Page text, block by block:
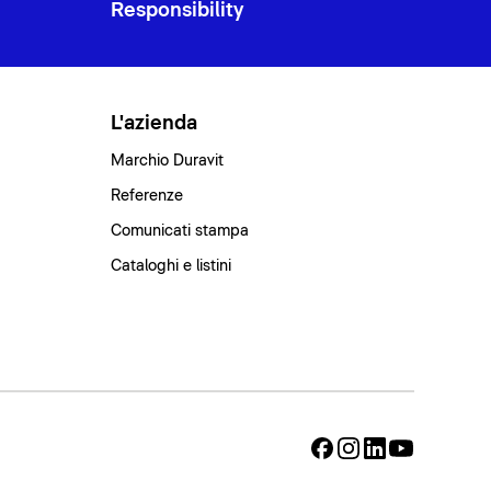
Responsibility
L'azienda
Marchio Duravit
Referenze
Comunicati stampa
Cataloghi e listini